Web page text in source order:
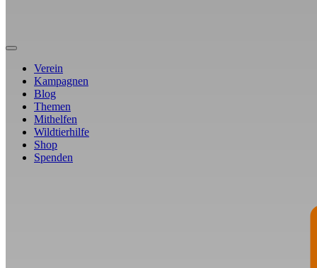
Verein
Kampagnen
Blog
Themen
Mithelfen
Wildtierhilfe
Shop
Spenden